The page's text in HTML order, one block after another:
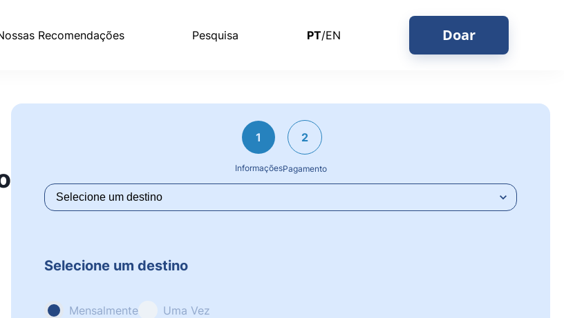
Recomendações Pesquisa PT/EN Doar
1
Informações
2
Pagamento
Selecione um destino
Mensalmente Uma Vez